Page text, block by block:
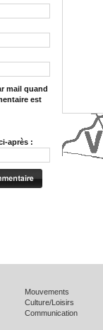
mail quand
est
après :
Mouvements
Culture/Loisirs
Communication